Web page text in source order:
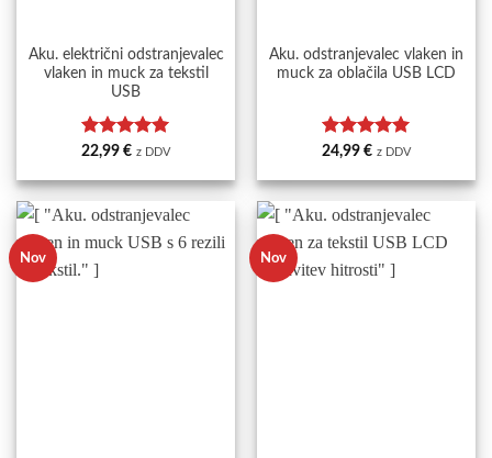
Aku. električni odstranjevalec
vlaken in muck za tekstil
USB
Ocenjeno5
22,99 € z DDV
Aku. odstranjevalec vlaken in
muck za oblačila USB LCD
Ocenjeno5
24,99 € z DDV
Nov Nov